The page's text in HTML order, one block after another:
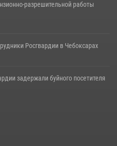
разрешительной работы
Росгвардии в Чебоксарах
задержали буйного посетителя